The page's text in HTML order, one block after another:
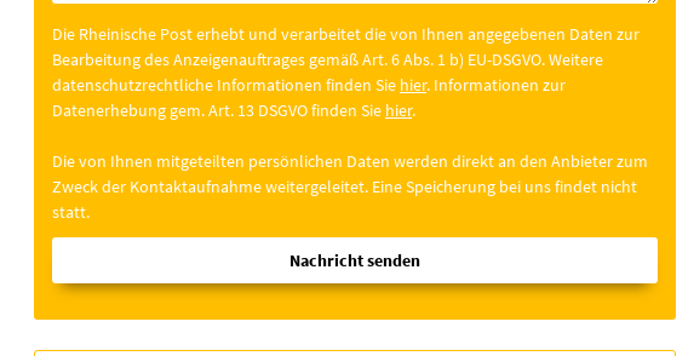
Die Rheinische Post erhebt und verarbeitet die von Ihnen angegebenen Daten zur
Bearbeitung des Anzeigenauftrages gemäß Art. 6 Abs. 1 b) EU-DSGVO. Weitere
datenschutzrechtliche Informationen finden Sie hier. Informationen zur
Datenerhebung gem. Art. 13 DSGVO finden Sie hier.
Die von Ihnen mitgeteilten persönlichen Daten werden direkt an den Anbieter zum
Zweck der Kontaktaufnahme weitergeleitet. Eine Speicherung bei uns findet nicht
statt.
Nachricht senden